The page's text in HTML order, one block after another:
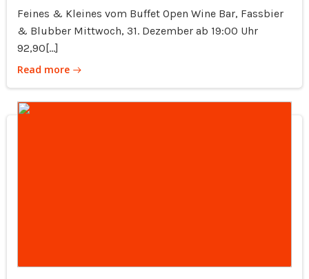
Feines & Kleines vom Buffet Open Wine Bar, Fassbier
& Blubber Mittwoch, 31. Dezember ab 19:00 Uhr
92,90[…]
Read more